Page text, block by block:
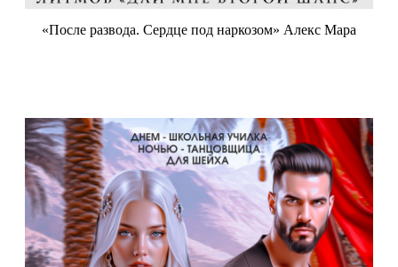
«После развода. Сердце под наркозом» Алекс Мара